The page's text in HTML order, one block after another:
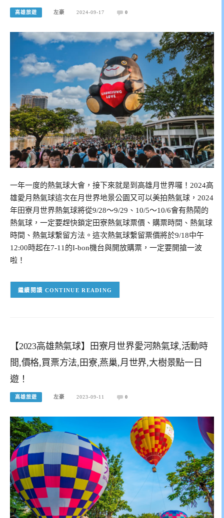
高雄旅遊 左豪 2024-09-17 0
一年一度的熱氣球大會，接下來就是到高雄月世界囉！2024高
雄愛月熱氣球這次在月世界地景公園又可以美拍熱氣球，2024
年田寮月世界熱氣球將從9/28～9/29、10/5～10/6會有熱鬧的
熱氣球，一定要趕快鎖定田寮熱氣球票價、購票時間、熱氣球
時間、熱氣球繫留方法。這次熱氣球繫留票價將於9/18中午
12:00時起在7-11的I-bon機台與開放購票，一定要開搶一波
啦！
CONTINUE READING
【2023高雄熱氣球】田寮月世界愛河熱氣球,活動時
間,價格,買票方法,田寮,燕巢,月世界,大樹景點一日
遊！
高雄旅遊 左豪 2023-09-11 0